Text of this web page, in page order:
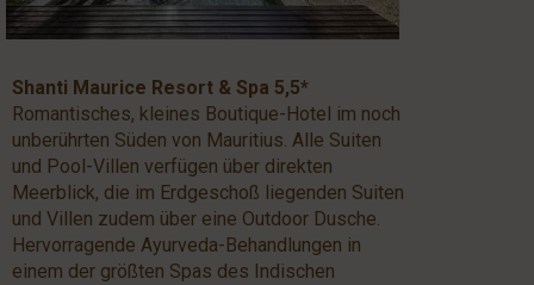
Shanti Maurice Resort & Spa 5,5*
Romantisches, kleines Boutique-Hotel im noch
unberührten Süden von Mauritius. Alle Suiten
und Pool-Villen verfügen über direkten
Meerblick, die im Erdgeschoß liegenden Suiten
und Villen zudem über eine Outdoor Dusche.
Hervorragende Ayurveda-Behandlungen in
einem der größten Spas des Indischen